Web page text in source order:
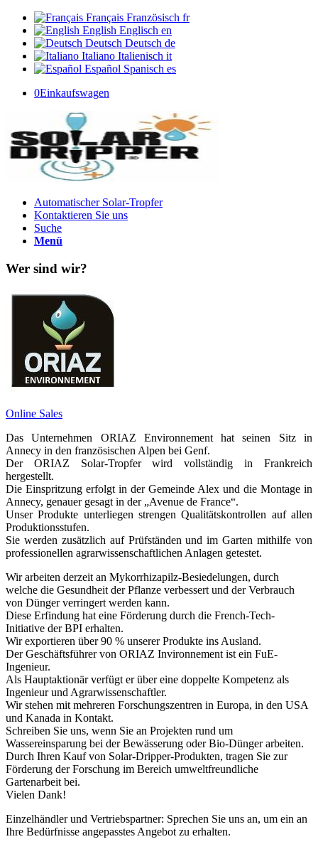
Français Französisch fr
English Englisch en
Deutsch Deutsch de
Italiano Italienisch it
Español Spanisch es
0Einkaufswagen
Automatischer Solar-Tropfer
Kontaktieren Sie uns
Suche
Menü
Wer sind wir?
Online Sales
Das Unternehmen ORIAZ Environnement hat seinen Sitz in
Annecy in den französischen Alpen bei Genf.
Der ORIAZ Solar-Tropfer wird vollständig in Frankreich
hergestellt.
Die Einspritzung erfolgt in der Gemeinde Alex und die Montage in
Annecy, genauer gesagt in der „Avenue de France“.
Unser Produkte unterliegen strengen Qualitätskontrollen auf allen
Produktionsstufen.
Sie werden zusätzlich auf Prüfständen und im Garten mithilfe von
professionellen agrarwissenschaftlichen Anlagen getestet.
Wir arbeiten derzeit an Mykorrhizapilz-Besiedelungen, durch
welche die Gesundheit der Pflanze verbessert und der Verbrauch
von Dünger verringert werden kann.
Diese Erfindung hat eine Förderung durch die French-Tech-
Initiative der BPI erhalten.
Wir exportieren über 90 % unserer Produkte ins Ausland.
Der Geschäftsführer von ORIAZ Invironnement ist ein FuE-
Ingenieur.
Als Hauptaktionär verfügt er über eine doppelte Kompetenz als
Ingenieur und Agrarwissenschaftler.
Wir stehen mit mehreren Forschungszentren in Europa, in den USA
und Kanada in Kontakt.
Schreiben Sie uns, wenn Sie an Projekten rund um
Wassereinsparung bei der Bewässerung oder Bio-Dünger arbeiten.
Durch Ihren Kauf von Solar-Dripper-Produkten, tragen Sie zur
Förderung der Forschung im Bereich umweltfreundliche
Gartenarbeit bei.
Vielen Dank!
Einzelhändler und Vertriebspartner: Sprechen Sie uns an, um ein an
Ihre Bedürfnisse angepasstes Angebot zu erhalten.